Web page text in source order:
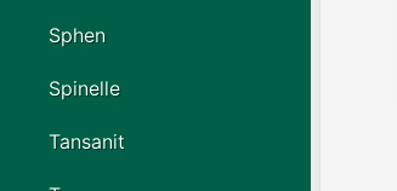
Sphen
Spinelle
Tansanit